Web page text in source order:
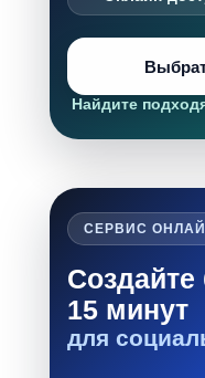
Найдите
СЕРВИС
Создайте
15 минут
для